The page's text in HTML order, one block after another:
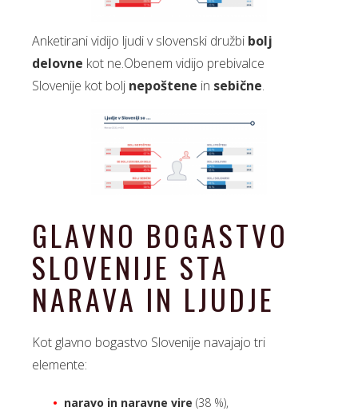
Anketirani vidijo ljudi v slovenski družbi bolj
delovne kot ne.Obenem vidijo prebivalce
Slovenije kot bolj nepoštene in sebične.
GLAVNO BOGASTVO
SLOVENIJE STA
NARAVA IN LJUDJE
Kot glavno bogastvo Slovenije navajajo tri
elemente:
naravo in naravne vire (38 %),